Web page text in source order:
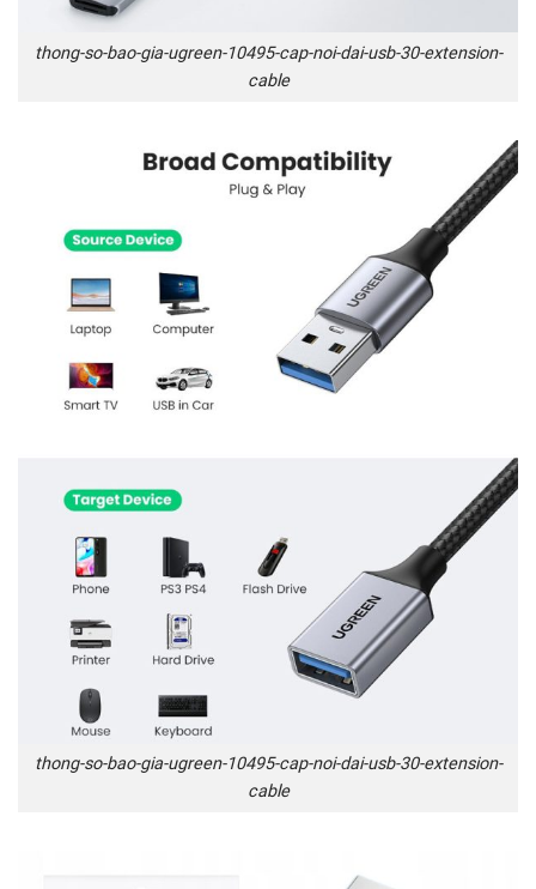
thong-so-bao-gia-ugreen-10495-cap-noi-dai-usb-30-extension-
cable
thong-so-bao-gia-ugreen-10495-cap-noi-dai-usb-30-extension-
cable